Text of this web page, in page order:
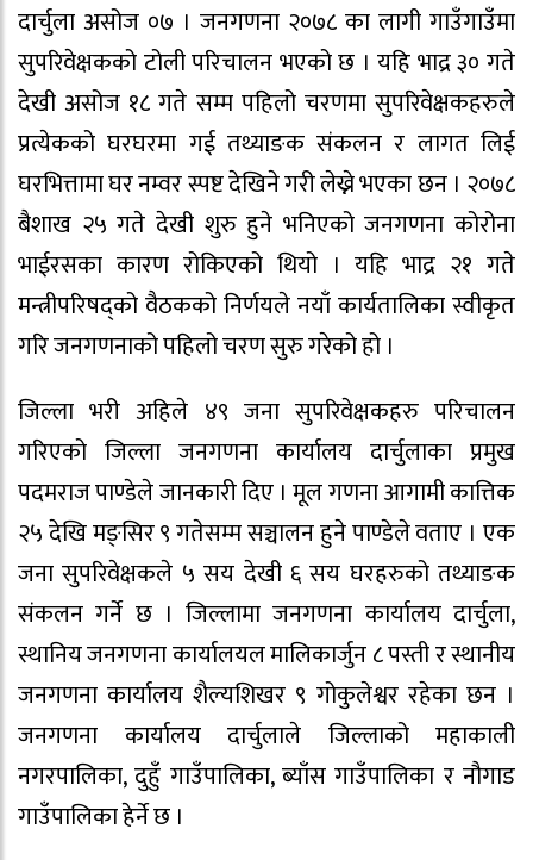
दार्चुला असोज ०७ । जनगणना २०७८ का लागी गाउँगाउँमा
सुपरिवेक्षकको टोली परिचालन भएको छ । यहि भाद्र ३० गते
देखी असोज १८ गते सम्म पहिलो चरणमा सुपरिवेक्षकहरुले
प्रत्येकको घरघरमा गई तथ्याङक संकलन र लागत लिई
घरभित्तामा घर नम्वर स्पष्ट देखिने गरी लेख्ने भएका छन । २०७८
बैशाख २५ गते देखी शुरु हुने भनिएको जनगणना कोरोना
भाईरसका कारण रोकिएको थियो । यहि भाद्र २१ गते
मन्त्रीपरिषद्को वैठकको निर्णयले नयाँ कार्यतालिका स्वीकृत
गरि जनगणनाको पहिलो चरण सुरु गरेको हो ।
जिल्ला भरी अहिले ४९ जना सुपरिवेक्षकहरु परिचालन
गरिएको जिल्ला जनगणना कार्यालय दार्चुलाका प्रमुख
पदमराज पाण्डेले जानकारी दिए । मूल गणना आगामी कात्तिक
२५ देखि मङ्सिर ९ गतेसम्म सञ्चालन हुने पाण्डेले वताए । एक
जना सुपरिवेक्षकले ५ सय देखी ६ सय घरहरुको तथ्याङक
संकलन गर्ने छ । जिल्लामा जनगणना कार्यालय दार्चुला,
स्थानिय जनगणना कार्यालयल मालिकार्जुन ८ पस्ती र स्थानीय
जनगणना कार्यालय शैल्यशिखर ९ गोकुलेश्वर रहेका छन ।
जनगणना कार्यालय दार्चुलाले जिल्लाको महाकाली
नगरपालिका, दुहुँ गाउँपालिका, ब्याँस गाउँपालिका र नौगाड
गाउँपालिका हेर्ने छ ।